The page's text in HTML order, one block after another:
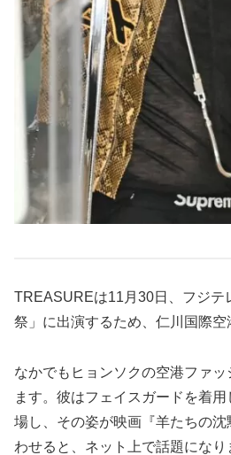
TREASUREは11月30日、フジテ
祭」に出演するため、仁川国際空
なかでもヒョンソクの空港ファ
ます。彼はフェイスガードを着
場し、その姿が映画『羊たちの
わせると、ネット上で話題になり